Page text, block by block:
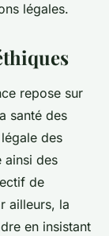
légales.
repose sur
santé des
des
ainsi des
de
ailleurs, la
en insistant